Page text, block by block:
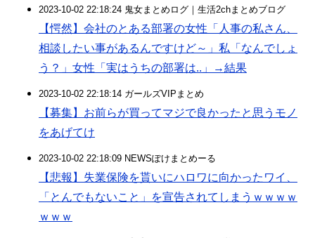
2023-10-02 22:18:24 鬼女まとめログ｜生活2chまとめブログ
【愕然】会社のとある部署の女性「人事の私さん、
相談したい事があるんですけど～」私「なんでしょ
う？」女性「実はうちの部署は..」→結果
2023-10-02 22:18:14 ガールズVIPまとめ
【募集】お前らが買ってマジで良かったと思うモノ
をあげてけ
2023-10-02 22:18:09 NEWSぽけまとめーる
【悲報】失業保険を貰いにハロワに向かったワイ、
「とんでもないこと」を宣告されてしまうｗｗｗｗ
ｗｗｗ